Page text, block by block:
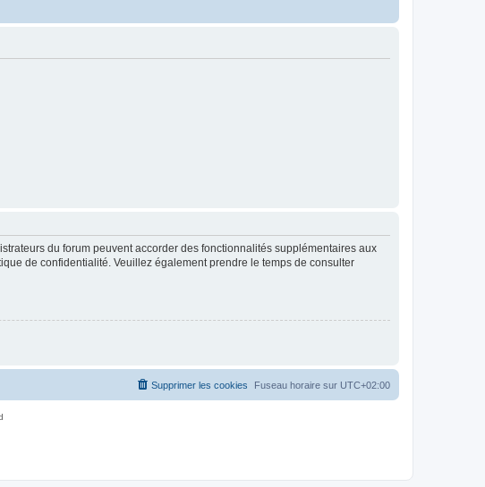
du forum peuvent accorder des fonctionnalités supplémentaires aux
de confidentialité. Veuillez également prendre le temps de consulter
Fuseau horaire sur UTC+02:00
Supprimer les cookies